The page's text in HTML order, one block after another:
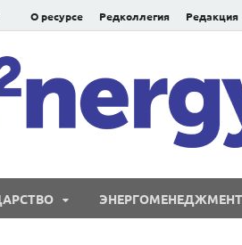
О ресурсе Редколлегия Редакция
ЭНЕРГОМЕНЕДЖМЕНТ